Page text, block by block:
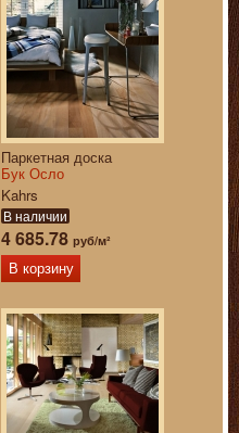
Паркетная доска
Бук Осло
Kahrs
В наличии
4 685.78 руб/м²
В корзину